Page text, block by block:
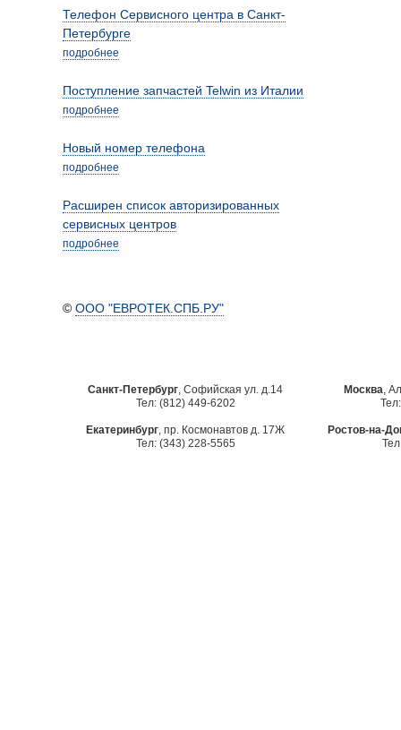
Телефон Сервисного центра в Санкт-
Петербурге
подробнее
Поступление запчастей Telwin из Италии
подробнее
Новый номер телефона
подробнее
Расширен список авторизированных
сервисных центров
подробнее
© ООО "ЕВРОТЕК.СПБ.РУ"
Санкт-Петербург, Софийская ул. д.14
Тел: (812) 449-6202
Москва,
Екатеринбург, пр. Космонавтов д. 17Ж
Тел: (343) 228-5565
Ростов-на-